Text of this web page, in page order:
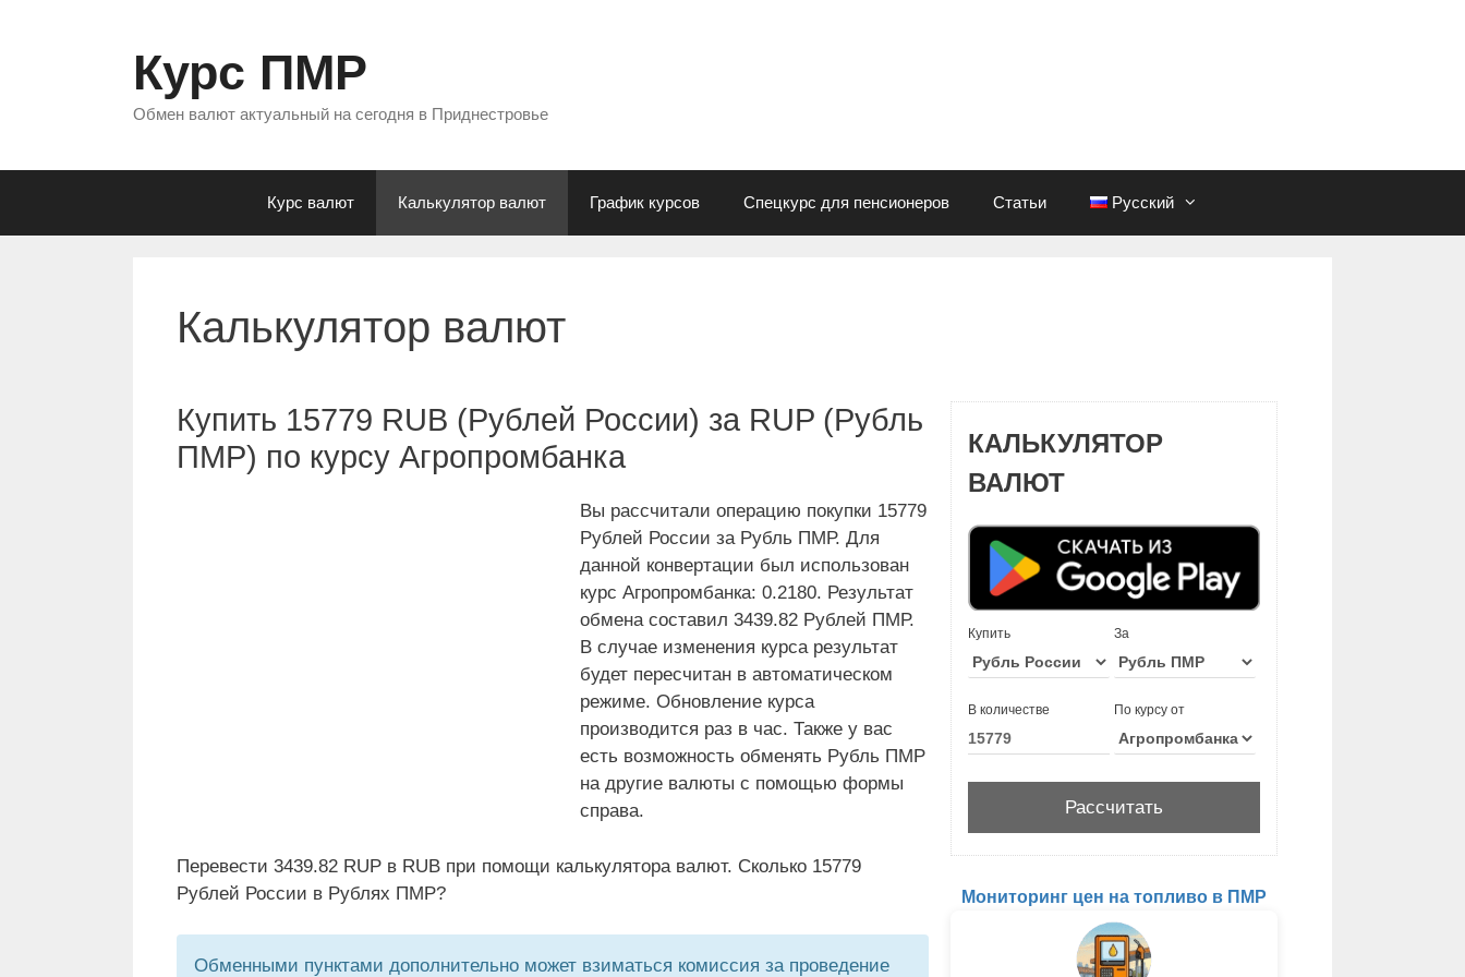
Курс ПМР
Обмен валют актуальный на сегодня в Приднестровье
Курс валют Калькулятор валют График курсов Спецкурс для пенсионеров Статьи Русский
Калькулятор валют
Купить 15779 RUB (Рублей России) за RUP (Рубль
ПМР) по курсу Агропромбанка
Вы рассчитали операцию покупки 15779
Рублей России за Рубль ПМР. Для
данной конвертации был использован
курс Агропромбанка: 0.2180. Результат
обмена составил 3439.82 Рублей ПМР.
В случае изменения курса результат
будет пересчитан в автоматическом
режиме. Обновление курса
производится раз в час. Также у вас
есть возможность обменять Рубль ПМР
на другие валюты с помощью формы
справа.
Перевести 3439.82 RUP в RUB при помощи калькулятора валют. Сколько 15779
Рублей России в Рублях ПМР?
Обменными пунктами дополнительно может взиматься комиссия за проведение
КАЛЬКУЛЯТОР
ВАЛЮТ
Купить За
В количестве По курсу от
Мониторинг цен на топливо в ПМР